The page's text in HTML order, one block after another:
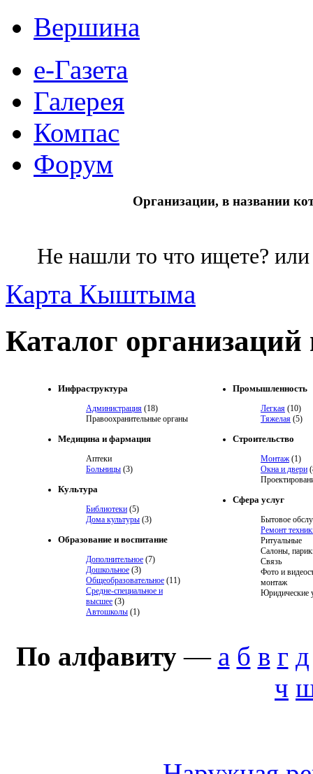
Вершина
е-Газета
Галерея
Компас
Форум
Организации, в названии
Не нашли то что ищете?
Карта Кыштыма
Каталог
Инфраструктура
Администрация (18)
Правоохранительные органы
Медицина и фармация
Аптеки
Больницы (3)
Культура
Библиотеки (5)
Дома культуры (3)
Образование и воспитание
Дополнительное (7)
Дошкольное (3)
Общеобразовательное (11)
Средне-специальное и
высшее (3)
Автошколы (1)
Промышленность
Легкая (10)
Тяжелая (5)
Строительство
Монтаж(1)
Окна и двери
Сфера услуг
Бытовое
Ремонт
Ритуальные
Салоны,
Связь
Фото и
монтаж
Юридические
По алфавиту— а б в г д
ч